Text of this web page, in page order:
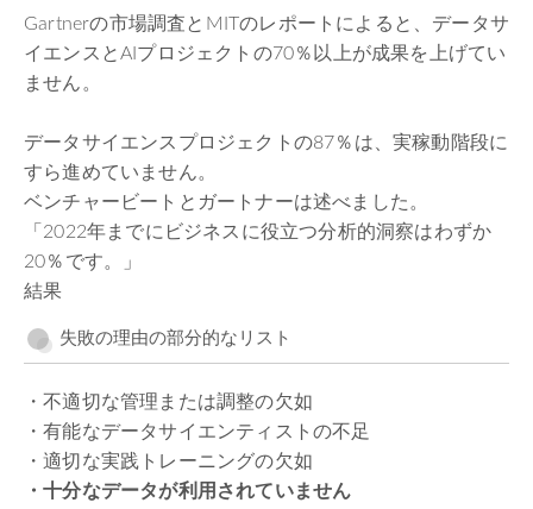
Gartnerの市場調査とMITのレポートによると、データサ
イエンスとAIプロジェクトの70％以上が成果を上げてい
ません。
データサイエンスプロジェクトの87％は、実稼動階段に
すら進めていません。
ベンチャービートとガートナーは述べました。
「2022年までにビジネスに役立つ分析的洞察はわずか
20％です。」
結果
失敗の理由の部分的なリスト
・不適切な管理または調整の欠如
・有能なデータサイエンティストの不足
・適切な実践トレーニングの欠如
・十分なデータが利用されていません